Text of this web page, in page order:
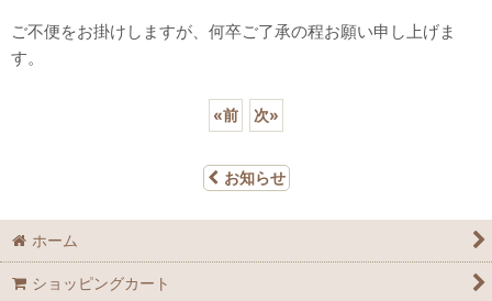
ご不便をお掛けしますが、何卒ご了承の程お願い申し上げま
す。
«前 次»
お知らせ
ホーム
ショッピングカート